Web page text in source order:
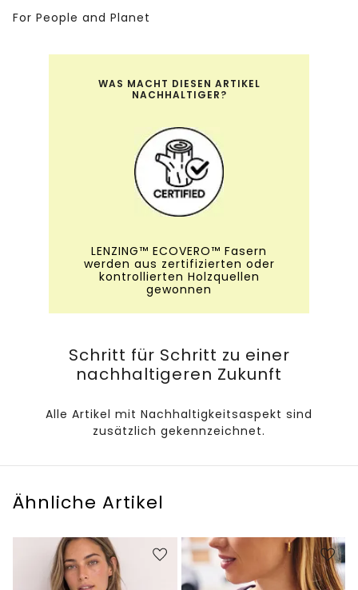
For People and Planet
WAS MACHT DIESEN ARTIKEL
NACHHALTIGER?
LENZING™ ECOVERO™ Fasern
werden aus zertifizierten oder
kontrollierten Holzquellen
gewonnen
Schritt für Schritt zu einer
nachhaltigeren Zukunft
Alle Artikel mit Nachhaltigkeitsaspekt sind
zusätzlich gekennzeichnet.
Ähnliche Artikel